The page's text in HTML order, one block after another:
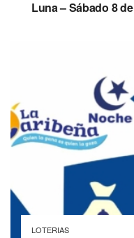
Luna – Sábado 8
LOTERIAS